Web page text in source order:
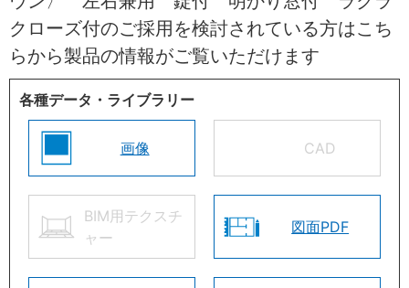
クローズ付のご採用を検討されている方はこち
らから製品の情報がご覧いただけます
各種データ・ライブラリー
画像 CAD
BIM用テクスチ
ャー
図面PDF